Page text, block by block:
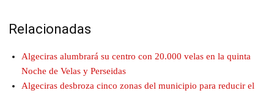
Relacionadas
Algeciras alumbrará su centro con 20.000 velas en la quinta
Noche de Velas y Perseidas
Algeciras desbroza cinco zonas del municipio para reducir el